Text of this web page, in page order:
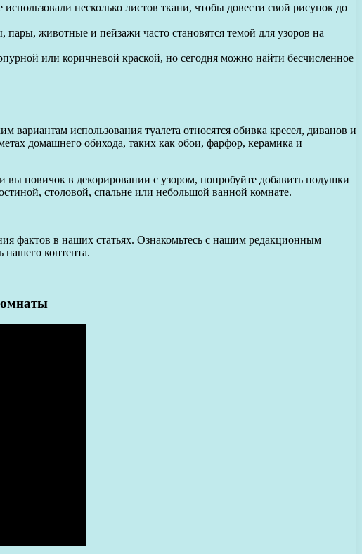
несколько листов ткани, чтобы довести свой рисунок до
животные и пейзажи часто становятся темой для узоров на
или коричневой краской, но сегодня можно найти бесчисленное
вариантам использования туалета относятся обивка кресел, диванов и
домашнего обихода, таких как обои, фарфор, керамика и
новичок в декорировании с узором, попробуйте добавить подушки
столовой, спальне или небольшой ванной комнате.
фактов в наших статьях. Ознакомьтесь с нашим редакционным
нашего контента.